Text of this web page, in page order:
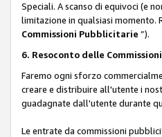
Speciali. A scanso di equivoci (e
limitazione in qualsiasi momento.
Commissioni Pubblicitarie ”).
6. Resoconto delle
Faremo ogni sforzo
creare e distribuire all'utente i
guadagnate dall'utente durante
Le entrate da commissioni